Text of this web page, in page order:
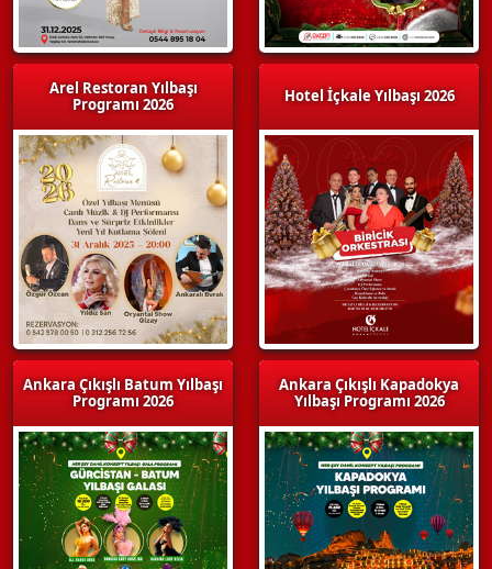
Arel Restoran Yılbaşı
Programı 2026
Ankara Çıkışlı Batum Yılbaşı
Programı 2026
Hotel İçkale Yılbaşı 2026
Ankara Çıkışlı Kapadokya
Yılbaşı Programı 2026